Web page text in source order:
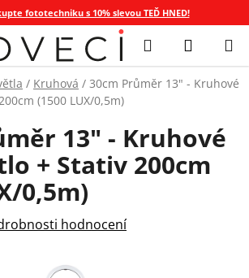
fototechniku s 10% slevou TEĎ HNED!
Hledat
KOŠÍK
/ Kruhová / 30cm Průměr 13" - Kruhové
(1500 LUX/0,5m)
13" - Kruhové
+ Stativ 200cm
0,5m)
hodnocení